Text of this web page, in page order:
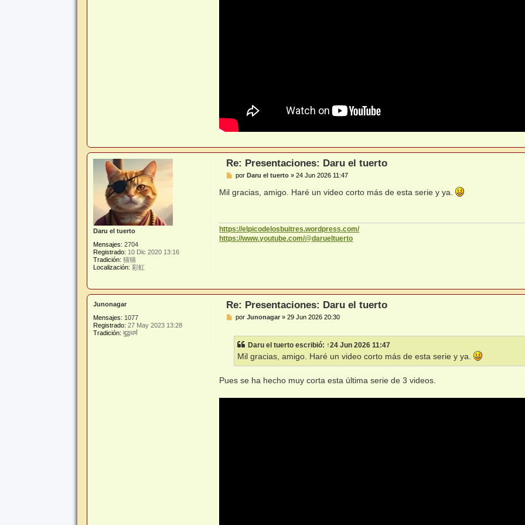
Daru el tuerto
Mensajes: 2704
Registrado: 10 Dic 2020 13:16
Tradición: 猫猫
Localización: 彩虹
Re: Presentaciones: Daru el tuerto
M
n
s
porDaru el tuerto »24 Jun 2026 11:47
Mil gracias, amigo. Haré un video corto más de esta serie y ya.
https://elpicodelosbuitres.wordpress.com/
https://www.youtube.com/@darueltuerto
Junonagar
Mensajes: 1077
Registrado: 27 May 2023 13:28
Tradición: बुद्धधर्म
Re: Presentaciones: Daru el tuerto
M
porJunonagar »29 Jun 2026 20:30
Daru el tuerto escribió: ↑24 Jun 2026 11:47
Mil gracias, amigo. Haré un video corto más de esta serie y ya.
Pues se ha hecho muy corta esta última serie de 3 videos.